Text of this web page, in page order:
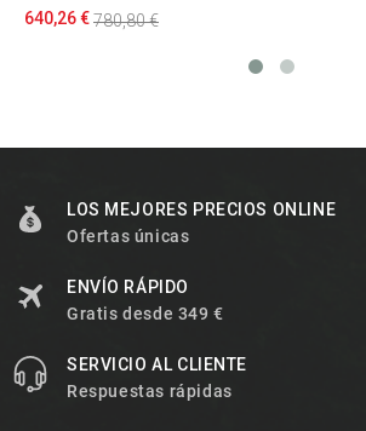
640,26 €780,80 €
LOS MEJORES PRECIOS ONLINE
Ofertas únicas
ENVÍO RÁPIDO
Gratis desde 349 €
SERVICIO AL CLIENTE
Respuestas rápidas